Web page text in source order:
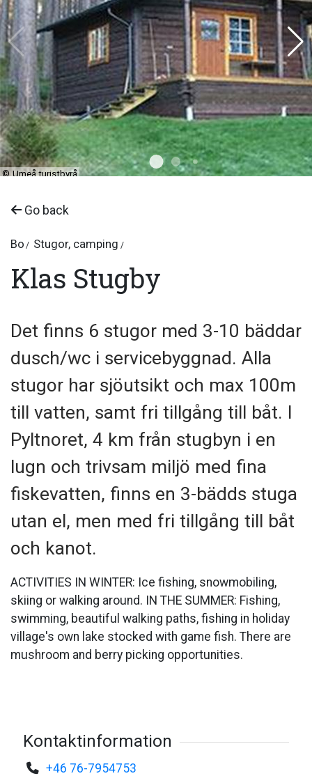
© Umeå turistbyrå
Go back
Bo Stugor, camping
Klas Stugby
Det finns 6 stugor med 3-10 bäddar
dusch/wc i servicebyggnad. Alla
stugor har sjöutsikt och max 100m
till vatten, samt fri tillgång till båt. I
Pyltnoret, 4 km från stugbyn i en
lugn och trivsam miljö med fina
fiskevatten, finns en 3-bädds stuga
utan el, men med fri tillgång till båt
och kanot.
ACTIVITIES IN WINTER: Ice fishing, snowmobiling,
skiing or walking around. IN THE SUMMER: Fishing,
swimming, beautiful walking paths, fishing in holiday
village's own lake stocked with game fish. There are
mushroom and berry picking opportunities.
Kontaktinformation
+46 76-7954753